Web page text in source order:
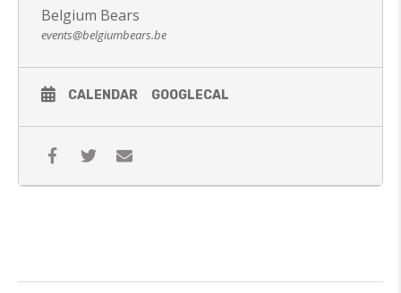
Belgium Bears
events@belgiumbears.be
CALENDAR GOOGLECAL